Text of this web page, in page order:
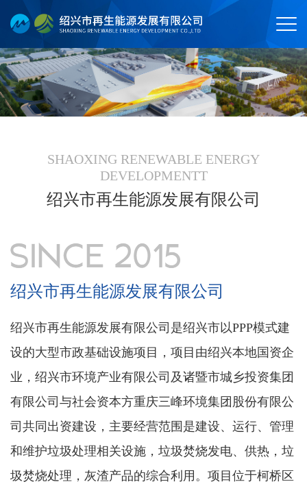
SHAOXING RENEWABLE ENERGY
DEVELOPMENTT
绍兴市再生能源发展有限公司
绍兴市再生能源发展有限公司
绍兴市再生能源发展有限公司是绍兴市以PPP模式建
设的大型市政基础设施项目，项目由绍兴本地国资企
业，绍兴市环境产业有限公司及诸暨市城乡投资集团
有限公司与社会资本方重庆三峰环境集团股份有限公
司共同出资建设，主要经营范围是建设、运行、管理
和维护垃圾处理相关设施，垃圾焚烧发电、供热，垃
圾焚烧处理，灰渣产品的综合利用。项目位于柯桥区